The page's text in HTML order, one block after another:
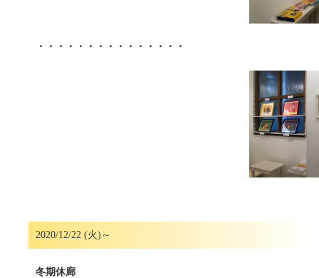
・・・・・・・・・・・・・・・
2020/12/22 (火)～
冬期休廊